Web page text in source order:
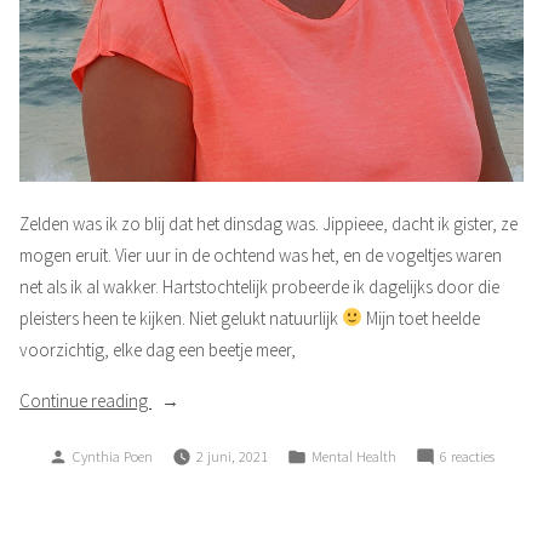
Zelden was ik zo blij dat het dinsdag was. Jippieee, dacht ik gister, ze
mogen eruit. Vier uur in de ochtend was het, en de vogeltjes waren
net als ik al wakker. Hartstochtelijk probeerde ik dagelijks door die
pleisters heen te kijken. Niet gelukt natuurlijk
Mijn toet heelde
voorzichtig, elke dag een beetje meer,
Continue reading
“Heerlijk
voluit
Posted
Cynthia Poen 2 juni, 2021
Posted
Mental Health 6 reactiesop